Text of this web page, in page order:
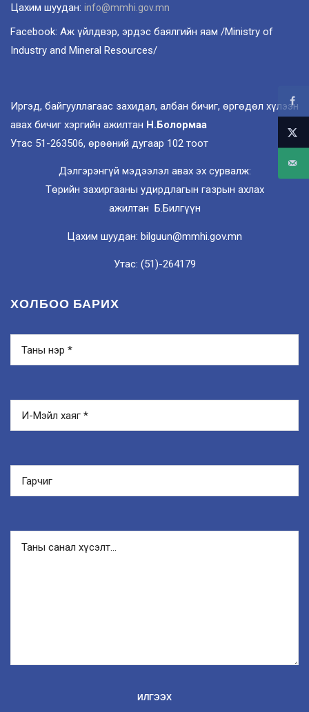
Цахим шуудан: info@mmhi.gov.mn
Facebook: Аж үйлдвэр, эрдэс баялгийн яам /Ministry of
Industry and Mineral Resources/
Иргэд, байгууллагаас захидал, албан бичиг, өргөдөл хүлээн
авах бичиг хэргийн ажилтан Н.Болормаа
Утас 51-263506, өрөөний дугаар 102 тоот
Дэлгэрэнгүй мэдээлэл авах эх сурвалж:
Төрийн захиргааны удирдлагын газрын ахлах
ажилтан Б.Билгүүн
Цахим шуудан: bilguun@mmhi.gov.mn
Утас: (51)-264179
ХОЛБОО БАРИХ